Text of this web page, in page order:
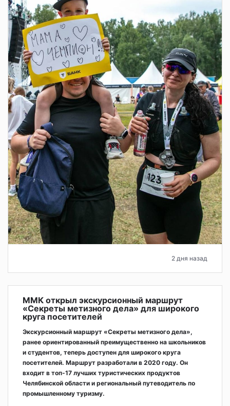
2 дня назад
ММК открыл экскурсионный маршрут
«Секреты метизного дела» для широкого
круга посетителей
Экскурсионный маршрут «Секреты метизного дела»,
ранее ориентированный преимущественно на школьников
и студентов, теперь доступен для широкого круга
посетителей. Маршрут разработали в 2020 году. Он
входит в топ-17 лучших туристических продуктов
Челябинской области и региональный путеводитель по
промышленному туризму.